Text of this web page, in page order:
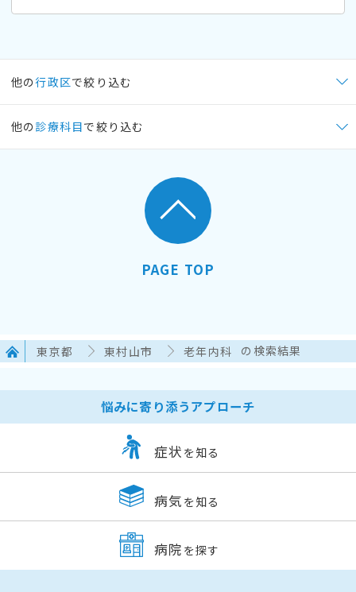
他の行政区で絞り込む
他の 診療科目で絞り込む
PAGE TOP
東京都 東村山市 老年内科 の検索結果
悩みに寄り添うアプローチ
症状 を知る
病気 を知る
病院 を探す